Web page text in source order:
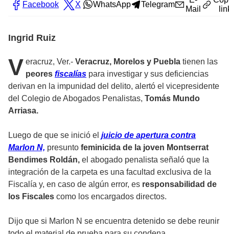
Facebook X WhatsApp Telegram
Mail
Ingrid Ruiz
V eracruz, Ver.- Veracruz, Morelos y Puebla tienen las
peores fiscalías para investigar y sus deficiencias
derivan en la impunidad del delito, alertó el vicepresidente
del Colegio de Abogados Penalistas, Tomás Mundo
Arriasa.
Luego de que se inició el juicio de apertura contra
Marlon N, presunto feminicida de la joven Montserrat
Bendimes Roldán, el abogado penalista señaló que la
integración de la carpeta es una facultad exclusiva de la
Fiscalía y, en caso de algún error, es responsabilidad de
los Fiscales como los encargados directos.
Dijo que si Marlon N se encuentra detenido se debe reunir